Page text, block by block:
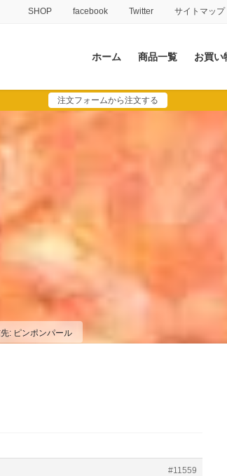
SHOP facebook Twitter サイトマップ
ホーム 商品一覧 お買い
注文フォームから注文する
: ピンポンパール
#11559